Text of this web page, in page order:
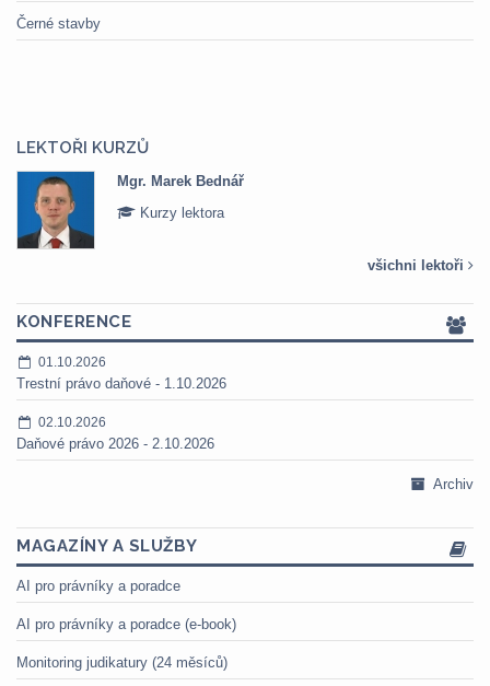
Černé stavby
LEKTOŘI KURZŮ
Mgr. Marek Bednář
Kurzy lektora
všichni lektoři
KONFERENCE
01.10.2026
Trestní právo daňové - 1.10.2026
02.10.2026
Daňové právo 2026 - 2.10.2026
Archiv
MAGAZÍNY A SLUŽBY
AI pro právníky a poradce
AI pro právníky a poradce (e-book)
Monitoring judikatury (24 měsíců)